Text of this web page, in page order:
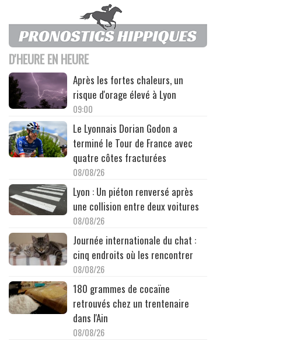
D'HEURE EN HEURE
Après les fortes chaleurs, un
risque d'orage élevé à Lyon
09:00
Le Lyonnais Dorian Godon a
terminé le Tour de France avec
quatre côtes fracturées
08/08/26
Lyon : Un piéton renversé après
une collision entre deux voitures
08/08/26
Journée internationale du chat :
cinq endroits où les rencontrer
08/08/26
180 grammes de cocaïne
retrouvés chez un trentenaire
dans l'Ain
08/08/26